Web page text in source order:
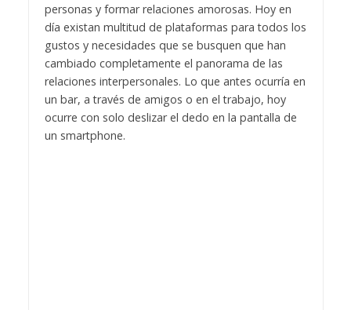
personas y formar relaciones amorosas. Hoy en
día existan multitud de plataformas para todos los
gustos y necesidades que se busquen que han
cambiado completamente el panorama de las
relaciones interpersonales. Lo que antes ocurría en
un bar, a través de amigos o en el trabajo, hoy
ocurre con solo deslizar el dedo en la pantalla de
un smartphone.